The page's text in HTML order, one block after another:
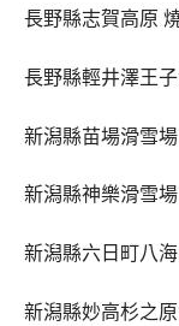
長野縣志賀高原
長野縣輕井澤王
新潟縣苗場滑雪場
新潟縣神樂滑雪場
新潟縣六日町八
新潟縣妙高杉之